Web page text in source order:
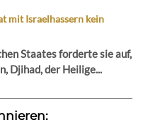
mit Israelhassern kein
Staates forderte sie auf,
Djihad, der Heilige...